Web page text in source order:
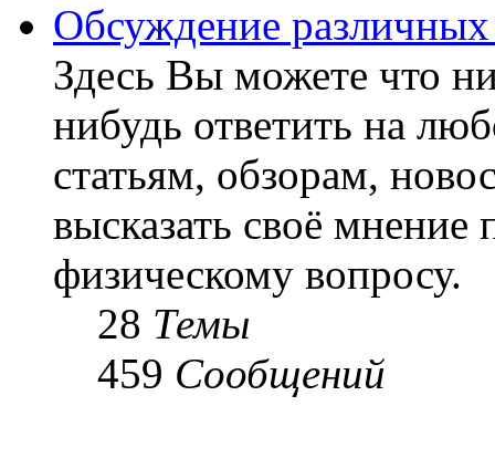
Обсуждение
Здесь Вы можете что
нибудь ответить на
статьям, обзорам,
высказать своё
физическому вопросу.
28 Темы
459 Сообщений